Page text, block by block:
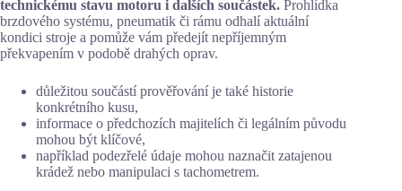
technickému stavu motoru i dalších součástek. Prohlídka
brzdového systému, pneumatik či rámu odhalí aktuální
kondici stroje a pomůže vám předejít nepříjemným
překvapením v podobě drahých oprav.
důležitou součástí prověřování je také historie
konkrétního kusu,
informace o předchozích majitelích či legálním původu
mohou být klíčové,
například podezřelé údaje mohou naznačit zatajenou
krádež nebo manipulaci s tachometrem.